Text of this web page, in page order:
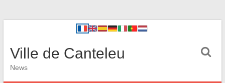
Ville de Canteleu
News